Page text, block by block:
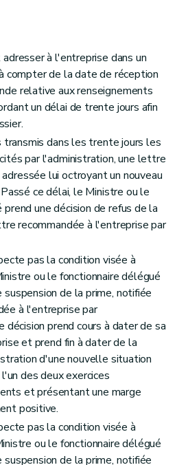
à l'entreprise dans un
compter de la date de réception
relative aux renseignements
un délai de trente jours afin
transmis dans les trente jours les
par l'administration, une lettre
lui octroyant un nouveau
ce délai, le Ministre ou le
une décision de refus de la
recommandée à l'entreprise par
pas la condition visée à
ou le fonctionnaire délégué
suspension de la prime, notifiée
à l'entreprise par
prend cours à dater de sa
et prend fin à dater de la
d'une nouvelle situation
des deux exercices
et présentant une marge
positive.
pas la condition visée à
ou le fonctionnaire délégué
suspension de la prime, notifiée